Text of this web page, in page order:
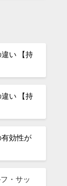
い 【持
い 【持
効性が
・サッ